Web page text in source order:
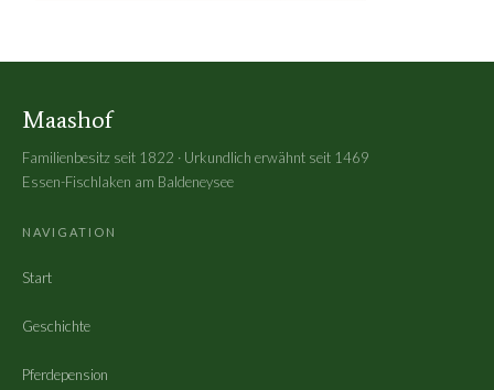
Maashof
Familienbesitz seit 1822 · Urkundlich erwähnt seit 1469
Essen-Fischlaken am Baldeneysee
NAVIGATION
Start
Geschichte
Pferdepension